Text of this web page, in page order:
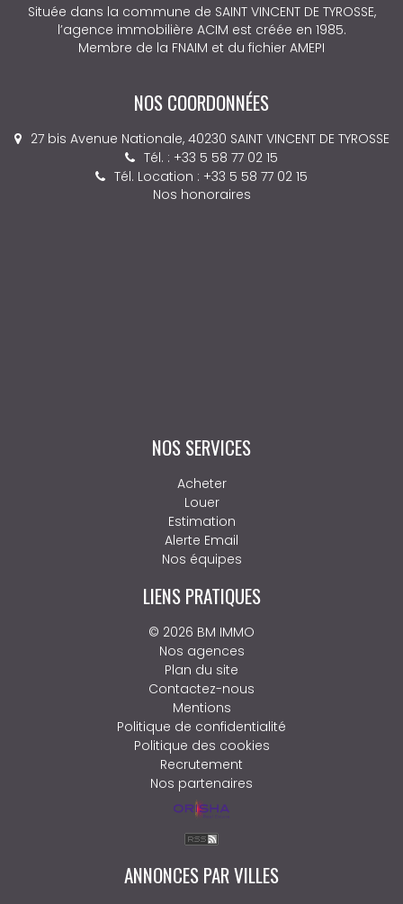
Située dans la commune de SAINT VINCENT DE TYROSSE,
l’agence immobilière ACIM est créée en 1985.
Membre de la FNAIM et du fichier AMEPI
NOS COORDONNÉES
27 bis Avenue Nationale, 40230 SAINT VINCENT DE TYROSSE
Tél. : +33 5 58 77 02 15
Tél. Location : +33 5 58 77 02 15
Nos honoraires
NOS SERVICES
Acheter
Louer
Estimation
Alerte Email
Nos équipes
LIENS PRATIQUES
© 2026 BM IMMO
Nos agences
Plan du site
Contactez-nous
Mentions
Politique de confidentialité
Politique des cookies
Recrutement
Nos partenaires
ANNONCES PAR VILLES